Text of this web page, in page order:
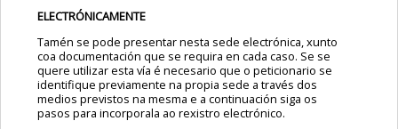
ELECTRÓNICAMENTE
Tamén se pode presentar nesta sede electrónica, xunto
coa documentación que se requira en cada caso. Se se
quere utilizar esta vía é necesario que o peticionario se
identifique previamente na propia sede a través dos
medios previstos na mesma e a continuación siga os
pasos para incorporala ao rexistro electrónico.